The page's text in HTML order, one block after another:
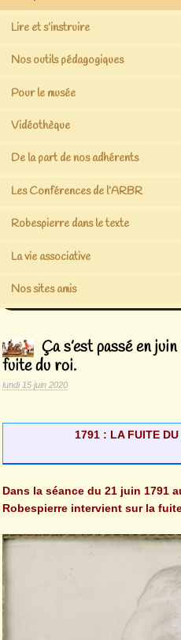
Lire et s’instruire
Nos outils pédagogiques
Pour le musée
Vidéothèque
De la part de nos adhérents
Les Conférences de l’ARBR
Robespierre dans le texte
La vie associative
Nos sites amis
Ça s’est passé en
fuite du roi.
lundi 15 juin 2020
1791 : LA FUITE DU
Dans la séance du 21 juin 1791
Robespierre intervient sur la